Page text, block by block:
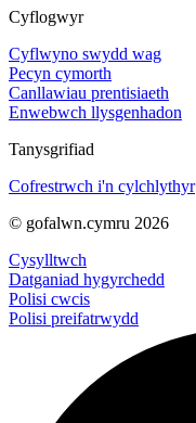
Cyflogwyr
Cyflwyno swydd wag
Pecyn cymorth
Canllawiau prentisiaeth
Enwebwch llysgenhadon
Tanysgrifiad
Cofrestrwch i'n cylchlythyr
© gofalwn.cymru 2026
Cysylltwch
Datganiad hygyrchedd
Polisi cwcis
Polisi preifatrwydd